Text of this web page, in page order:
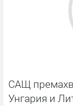
САЩ
Унгария и